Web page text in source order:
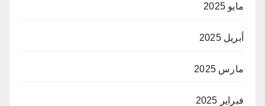
مايو 2025
أبريل 2025
مارس 2025
فبراير 2025